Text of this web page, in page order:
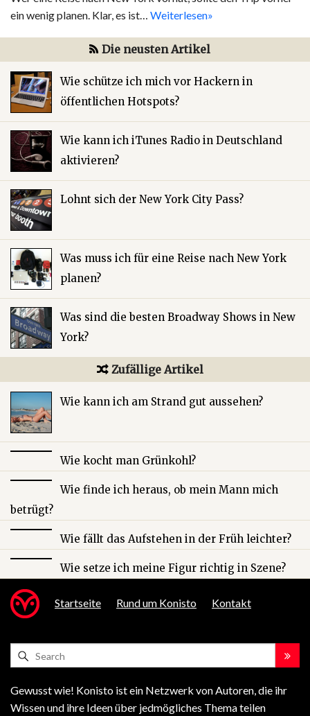
ein wenig planen. Klar, es ist… Weiterlesen»
Die neusten Artikel
Wie schütze ich mich vor Hackern in
öffentlichen Hotspots?
Wie kann ich iTunes Radio in Deutschland
aktivieren?
Lohnt sich der New York City Pass?
Was muss ich für eine Reise nach New York
planen?
Was sind die besten Broadway Shows in New
York?
Zufällige Artikel
Wie kann ich am Strand gut aussehen?
Wie kocht man Grünkohl?
Wie finde ich heraus, ob mein Mann mich
betrügt?
Wie fällt das Aufstehen in der Früh leichter?
Wie setze ich meine Figur richtig in Szene?
Startseite Rund um Konisto Kontakt
Gewusst wie! Konisto ist ein Netzwerk von Autoren, die ihr
Wissen und ihre Ideen über jedmögliches Thema teilen